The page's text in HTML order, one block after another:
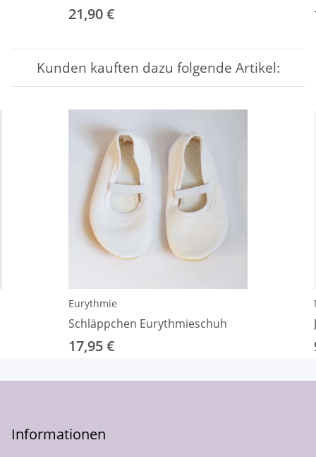
21,90 €
Kunden kauften dazu folgende Artikel:
Eurythmie
Schläppchen Eurythmieschuh
17,95 €
Informationen